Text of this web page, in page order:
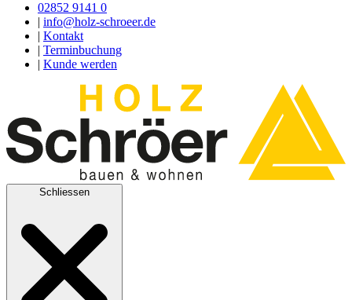
02852 9141 0
info@holz-schroeer.de
Kontakt
Terminbuchung
Kunde werden
Schliessen